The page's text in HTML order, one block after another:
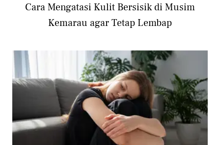
Cara Mengatasi Kulit Bersisik di Musim
Kemarau agar Tetap Lembap